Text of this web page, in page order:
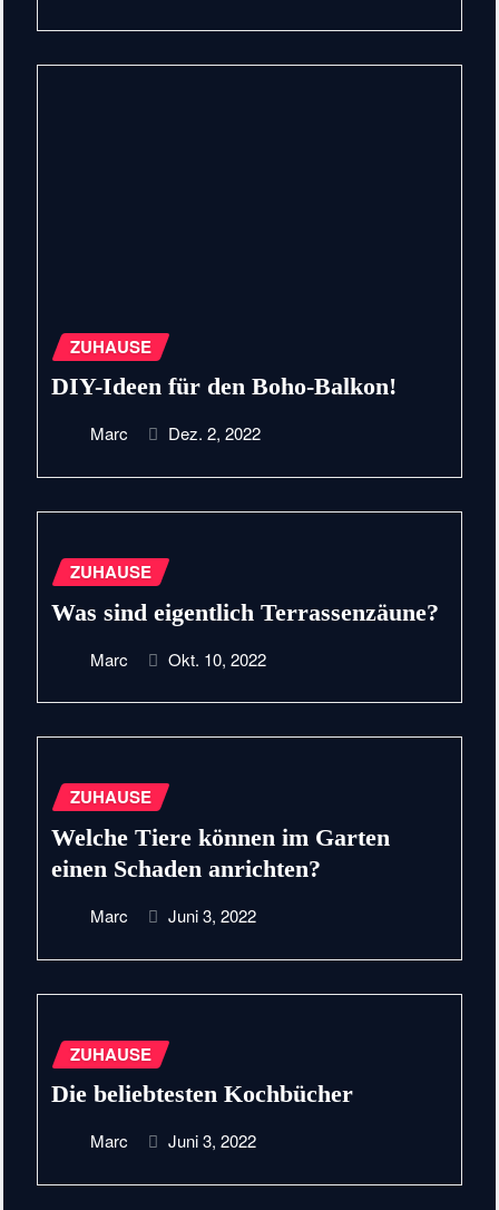
ZUHAUSE
DIY-Ideen für den Boho-Balkon!
Marc Dez. 2, 2022
ZUHAUSE
Was sind eigentlich Terrassenzäune?
Marc Okt. 10, 2022
ZUHAUSE
Welche Tiere können im Garten
einen Schaden anrichten?
Marc Juni 3, 2022
ZUHAUSE
Die beliebtesten Kochbücher
Marc Juni 3, 2022